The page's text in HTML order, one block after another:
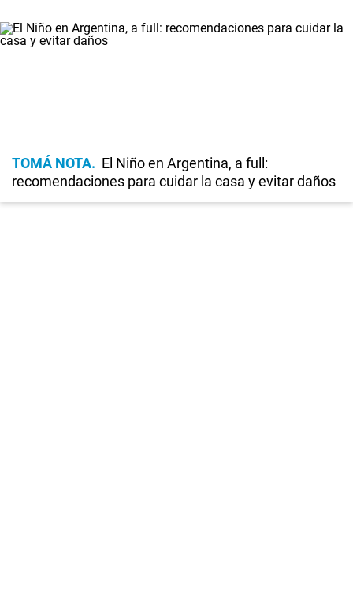
TOMÁ NOTA
El Niño en Argentina, a full:
recomendaciones para cuidar la casa y evitar daños